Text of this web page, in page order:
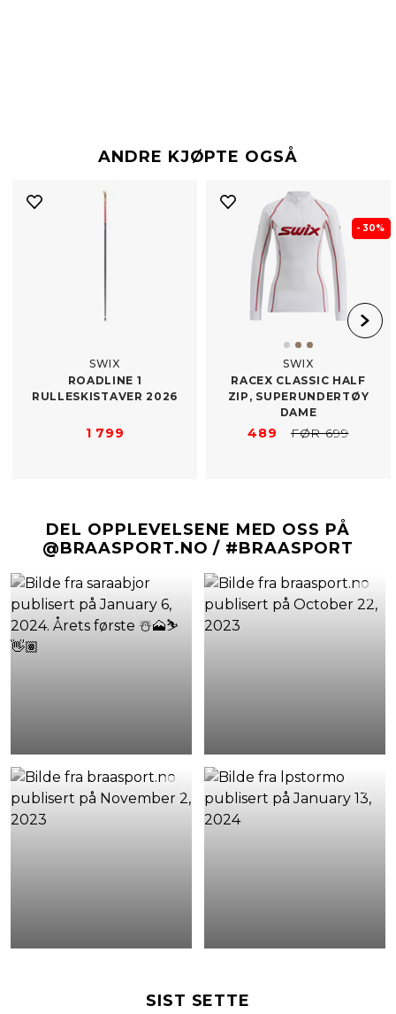
ANDRE KJØPTE OGSÅ
SWIX
ROADLINE 1
RULLESKISTAVER 2026
1 799
- 30%
SWIX
RACEX CLASSIC HALF
ZIP, SUPERUNDERTØY
DAME
489 FØR 699
DEL OPPLEVELSENE MED OSS PÅ
@BRAASPORT.NO / #BRAASPORT
SIST SETTE